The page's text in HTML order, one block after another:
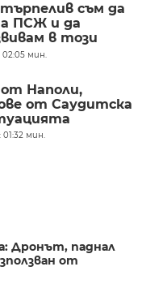
съм да
ПСЖ и да
в този
02:05 мин.
от Наполи,
от Саудитска
мин.
Дронът, паднал
от